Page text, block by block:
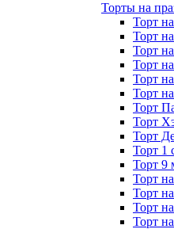
Торты на
Торт
Торт
Торт
Торт
Торт
Торт
Торт
Торт
Торт
Торт 1
Торт 9
Торт
Торт
Торт
Торт